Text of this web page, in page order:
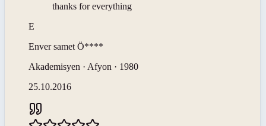
thanks for everything
E
Enver samet Ö****
Akademisyen · Afyon · 1980
25.10.2016